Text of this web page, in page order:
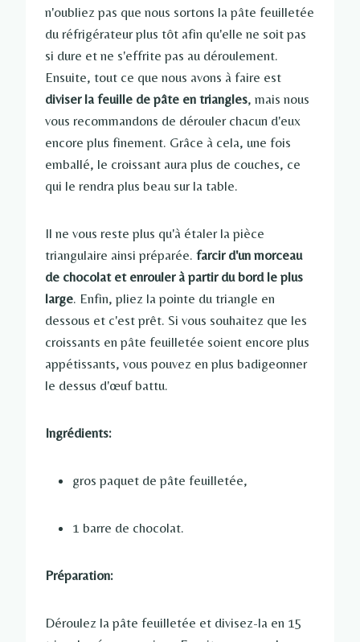
n'oubliez pas que nous sortons la pâte feuilletée
du réfrigérateur plus tôt afin qu'elle ne soit pas
si dure et ne s'effrite pas au déroulement.
Ensuite, tout ce que nous avons à faire est
diviser la feuille de pâte en triangles, mais nous
vous recommandons de dérouler chacun d'eux
encore plus finement. Grâce à cela, une fois
emballé, le croissant aura plus de couches, ce
qui le rendra plus beau sur la table.
Il ne vous reste plus qu'à étaler la pièce
triangulaire ainsi préparée. farcir d'un morceau
de chocolat et enrouler à partir du bord le plus
large. Enfin, pliez la pointe du triangle en
dessous et c'est prêt. Si vous souhaitez que les
croissants en pâte feuilletée soient encore plus
appétissants, vous pouvez en plus badigeonner
le dessus d'œuf battu.
Ingrédients:
gros paquet de pâte feuilletée,
1 barre de chocolat.
Préparation:
Déroulez la pâte feuilletée et divisez-la en 15